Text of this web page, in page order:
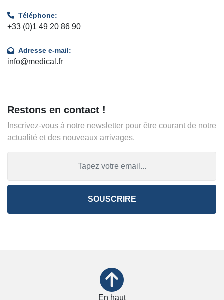
Téléphone:
+33 (0)1 49 20 86 90
Adresse e-mail:
info@medical.fr
Restons en contact !
Inscrivez-vous à notre newsletter pour être courant de notre
actualité et des nouveaux arrivages.
SOUSCRIRE
En haut